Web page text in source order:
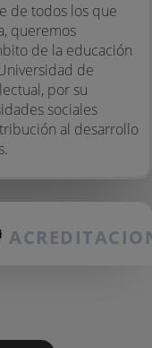
de todos los que
queremos
de la educación
de
por su
sociales
al desarrollo